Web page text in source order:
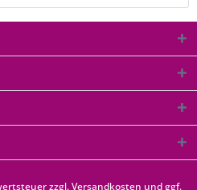
zzgl.Versandkosten und ggf.